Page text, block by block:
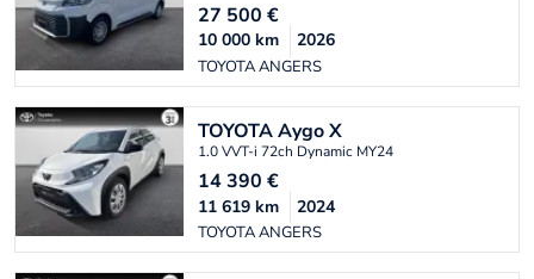
27 500 €
TOYOTA ANGERS
10 000 km 2026
TOYOTAAygo X
1.0 VVT-i 72ch Dynamic MY24
14 390 €
TOYOTA ANGERS
11 619 km 2024